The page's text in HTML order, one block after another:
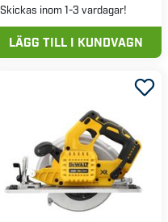
Skickas inom 1-3 vardagar!
LÄGG TILL I KUNDVAGN